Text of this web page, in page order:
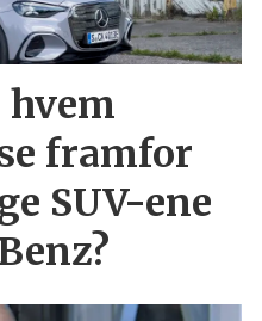
framfor
SUV-ene